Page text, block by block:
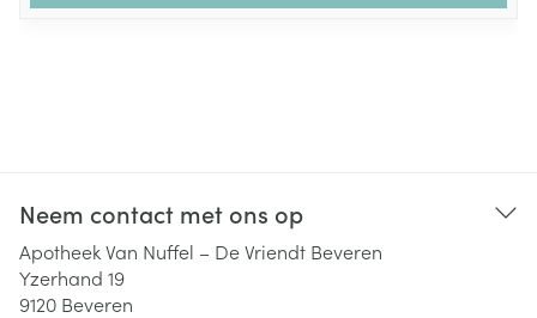
Neem contact met ons op
Apotheek Van Nuffel – De Vriendt Beveren
Yzerhand 19
9120 Beveren